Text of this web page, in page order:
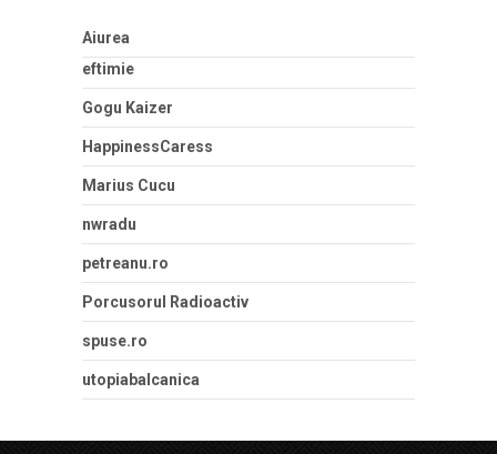
Aiurea
eftimie
Gogu Kaizer
HappinessCaress
Marius Cucu
nwradu
petreanu.ro
Porcusorul Radioactiv
spuse.ro
utopiabalcanica